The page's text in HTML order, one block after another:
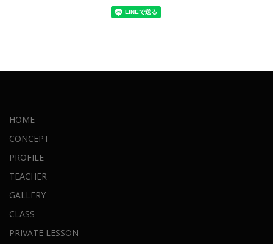
HOME
CONCEPT
PROFILE
TEACHER
GALLERY
CLASS
PRIVATE LESSON